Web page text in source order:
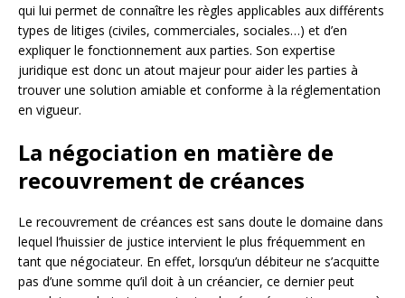
qui lui permet de connaître les règles applicables aux différents
types de litiges (civiles, commerciales, sociales…) et d’en
expliquer le fonctionnement aux parties. Son expertise
juridique est donc un atout majeur pour aider les parties à
trouver une solution amiable et conforme à la réglementation
en vigueur.
La négociation en matière de
recouvrement de créances
Le recouvrement de créances est sans doute le domaine dans
lequel l’huissier de justice intervient le plus fréquemment en
tant que négociateur. En effet, lorsqu’un débiteur ne s’acquitte
pas d’une somme qu’il doit à un créancier, ce dernier peut